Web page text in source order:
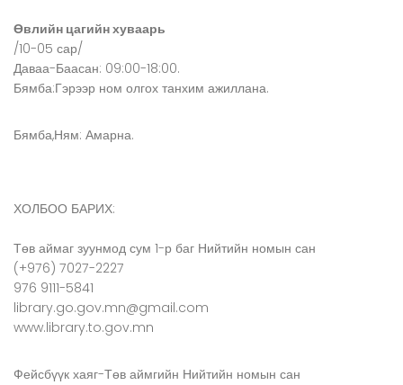
Өвлийн цагийн хуваарь
/10-05 сар/
Даваа-Баасан: 09:00-18:00.
Бямба:Гэрээр ном олгох танхим ажиллана.
Бямба,Ням: Амарна.
ХОЛБОО БАРИХ:
Төв аймаг зуунмод сум 1-р баг Нийтийн номын сан
(+976) 7027-2227
976 9111-5841
library.go.gov.mn@gmail.com
www.library.to.gov.mn
Фейсбүүк хаяг-Төв аймгийн Нийтийн номын сан